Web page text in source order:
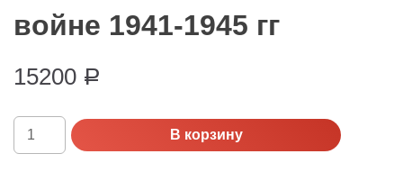
войне 1941-1945 гг
15200 Р
Количество
Россия,
В корзину